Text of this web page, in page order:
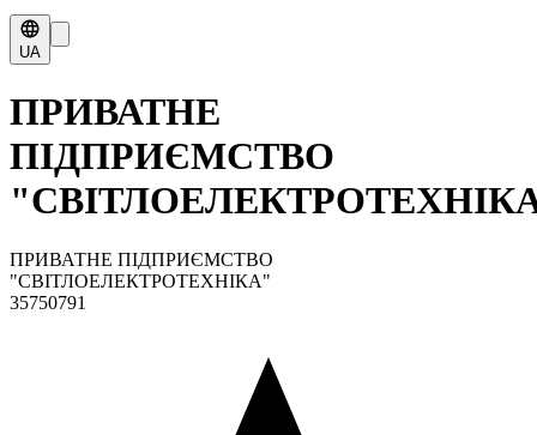
UA
ПРИВАТНЕ
ПІДПРИЄМСТВО
ПРИВАТНЕ ПІДПРИЄМСТВО
"СВІТЛОЕЛЕКТРОТЕХНІКА"
35750791